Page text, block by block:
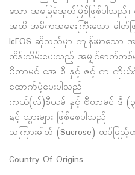
သော အခြေခံအုတ်မြစ်ဖြစ်ပါ
အထိ အဓိကအရေးကြီးသော ဓါတ်ဖ
lcFOS ဆိုသည်မှာ ကျန်းမာသော
ထိန်းသိမ်းပေးသည့် အမျှင်ဓာတ်တစ်မ
ဗီတာမင် အေ စီ နှင့် ဇင့် က ကိုယ်ခံ
ထောက်ပံ့ပေးပါသည်။
ကယ်(လ်)စီယမ် နှင့် ဗီတာမင် ဒီ (
နှင့် သွားများ ဖြစ်စေပါသည်။
သကြားဓါတ် (Sucrose) ထပ်ဖြည့်ထာ
Country Of Origins